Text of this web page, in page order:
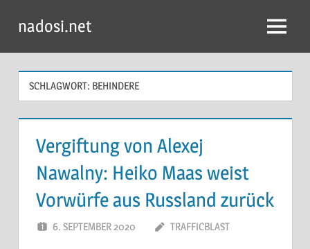
Inhalt
springen
nadosi.net Menü
SCHLAGWORT: BEHINDERE
Vergiftung von Alexej
Nawalny: Heiko Maas weist
Vorwürfe aus Russland zurück
6. SEPTEMBER 2020 TRAFFICBLAST